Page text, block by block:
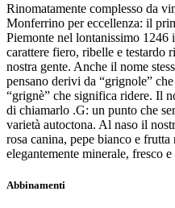
Rinomatamente complesso da
Monferrino per eccellenza: il
Piemonte nel lontanissimo
carattere fiero, ribelle e testardo
nostra gente. Anche il nome
pensano derivi da “grignole”
“grignè” che significa ridere. Il
di chiamarlo .G: un punto che
varietà autoctona. Al naso il
rosa canina, pepe bianco e frutta
elegantemente minerale, fresco
Abbinamenti